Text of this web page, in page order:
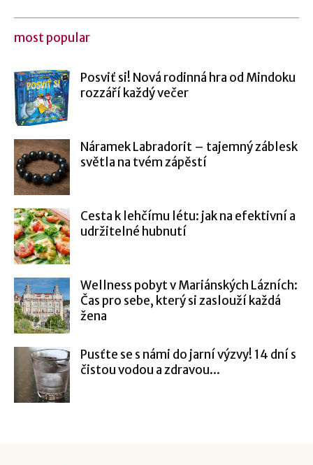
most popular
Posviť si! Nová rodinná hra od Mindoku
rozzáří každý večer
Náramek Labradorit – tajemný záblesk
světla na tvém zápěstí
Cesta k lehčímu létu: jak na efektivní a
udržitelné hubnutí
Wellness pobyt v Mariánských Lázních:
Čas pro sebe, který si zaslouží každá
žena
Pusťte se s námi do jarní výzvy! 14 dní s
čistou vodou a zdravou...